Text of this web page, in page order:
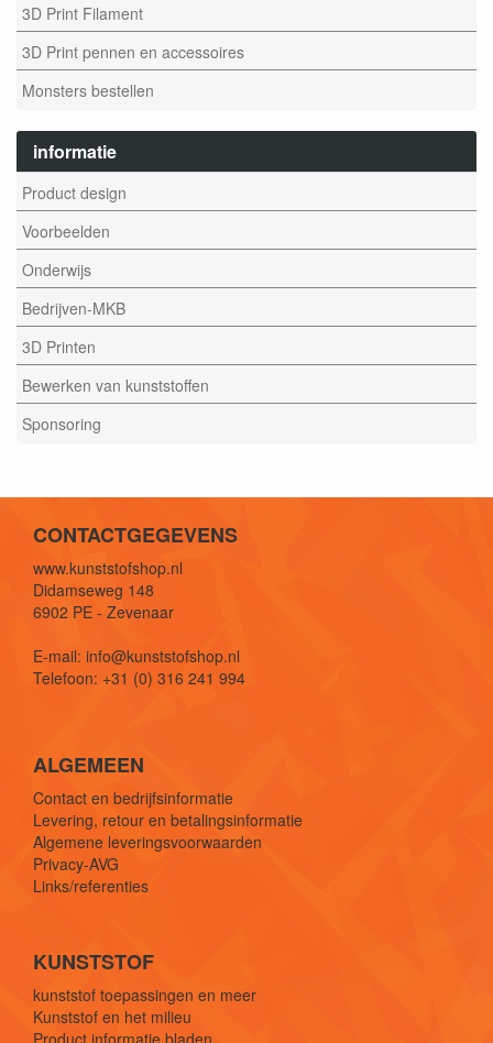
3D Print Filament
3D Print pennen en accessoires
Monsters bestellen
informatie
Product design
Voorbeelden
Onderwijs
Bedrijven-MKB
3D Printen
Bewerken van kunststoffen
Sponsoring
CONTACTGEGEVENS
www.kunststofshop.nl
Didamseweg 148
6902 PE - Zevenaar
E-mail: info@kunststofshop.nl
Telefoon: +31 (0) 316 241 994
ALGEMEEN
Contact en bedrijfsinformatie
Levering, retour en betalingsinformatie
Algemene leveringsvoorwaarden
Privacy-AVG
Links/referenties
KUNSTSTOF
kunststof toepassingen en meer
Kunststof en het milieu
Product informatie bladen